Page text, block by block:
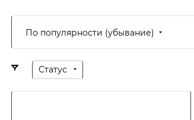
По популярности (убывание)
Статус